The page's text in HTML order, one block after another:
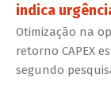
indica
Otimização na
retorno CAPEX
segundo